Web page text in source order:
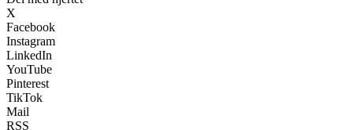
X
Facebook
Instagram
LinkedIn
YouTube
Pinterest
TikTok
Mail
RSS